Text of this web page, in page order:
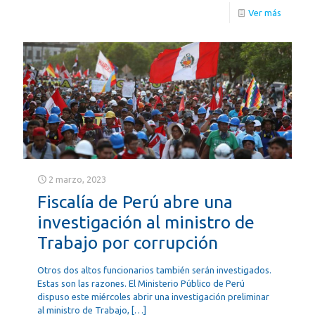
Ver más
2 marzo, 2023
Fiscalía de Perú abre una
investigación al ministro de
Trabajo por corrupción
Otros dos altos funcionarios también serán investigados.
Estas son las razones. El Ministerio Público de Perú
dispuso este miércoles abrir una investigación preliminar
al ministro de Trabajo, […]